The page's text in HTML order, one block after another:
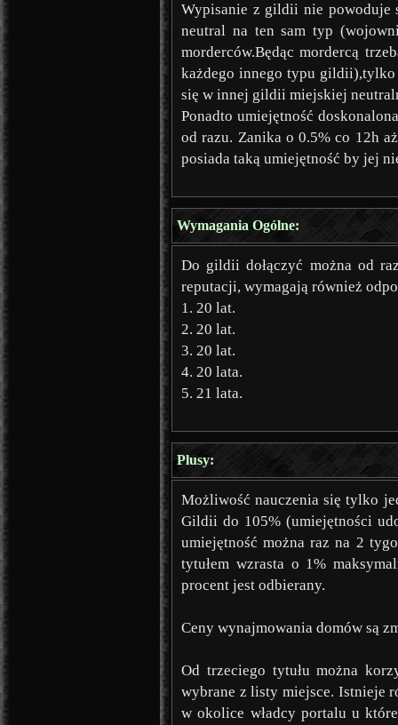
Wypisanie z gildii nie powoduje
neutral na ten sam typ
morderców.Będąc mordercą
każdego innego typu gildii),tylko
się w innej gildii miejskiej
Ponadto umiejętność
od razu. Zanika o 0.5% co 12h
posiada taką umiejętność by jej
Wymagania Ogólne:
Do gildii dołączyć można od
reputacji, wymagają również
1. 20 lat.
2. 20 lat.
3. 20 lat.
4. 20 lata.
5. 21 lata.
Plusy:
Możliwość nauczenia się tylko
Gildii do 105% (umiejętności
umiejętność można raz na 2
tytułem wzrasta o 1%
procent jest odbierany.
Ceny wynajmowania domów są
Od trzeciego tytułu można
wybrane z listy miejsce. Istnieje
w okolice władcy portalu u